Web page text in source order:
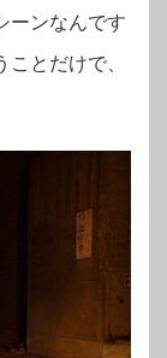
ーンなんです
とだけで、